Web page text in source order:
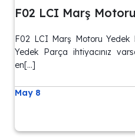
F02 LCI Marş
F02 LCI Marş Motoru
Yedek Parça ihtiyacınız
en[…]
May 8